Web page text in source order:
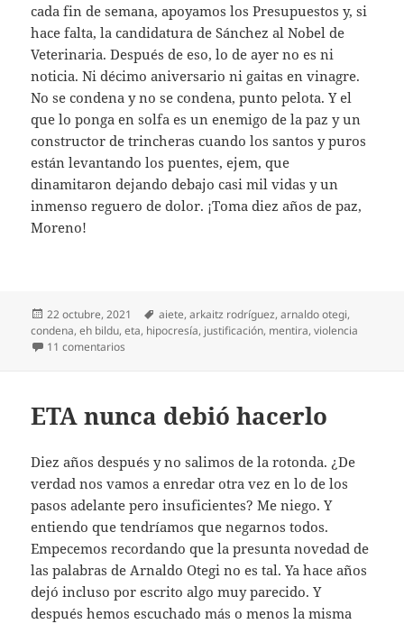
cada fin de semana, apoyamos los Presupuestos y, si
hace falta, la candidatura de Sánchez al Nobel de
Veterinaria. Después de eso, lo de ayer no es ni
noticia. Ni décimo aniversario ni gaitas en vinagre.
No se condena y no se condena, punto pelota. Y el
que lo ponga en solfa es un enemigo de la paz y un
constructor de trincheras cuando los santos y puros
están levantando los puentes, ejem, que
dinamitaron dejando debajo casi mil vidas y un
inmenso reguero de dolor. ¡Toma diez años de paz,
Moreno!
Publicado
el
22 octubre, 2021 Etiquetas
aiete,arkaitz rodríguez,arnaldo otegi,
condena,eh bildu,eta, hipocresía, justificación, mentira,violencia
11 comentarios
ETA nunca debió hacerlo
Diez años después y no salimos de la rotonda. ¿De
verdad nos vamos a enredar otra vez en lo de los
pasos adelante pero insuficientes? Me niego. Y
entiendo que tendríamos que negarnos todos.
Empecemos recordando que la presunta novedad de
las palabras de Arnaldo Otegi no es tal. Ya hace años
dejó incluso por escrito algo muy parecido. Y
después hemos escuchado más o menos la misma